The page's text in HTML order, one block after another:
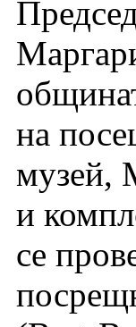
на
музей,
и
се